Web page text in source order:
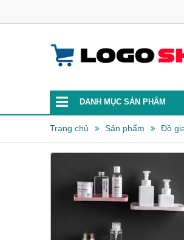
DANH MỤC SẢN PHẨM
Trang chủ Sản phẩm Đồ